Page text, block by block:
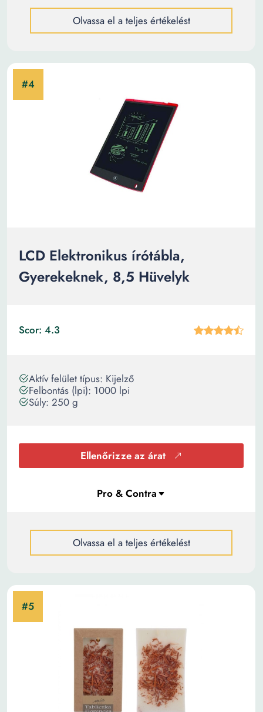
Olvassa el a teljes értékelést
LCD Elektronikus írótábla,
Gyerekeknek, 8,5 Hüvelyk
Scor: 4.3
Aktív felület típus: Kijelző
Felbontás (lpi): 1000 lpi
Súly: 250 g
Ellenőrizze az árat
Olvassa el a teljes értékelést